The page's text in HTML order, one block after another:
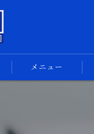
メニュー